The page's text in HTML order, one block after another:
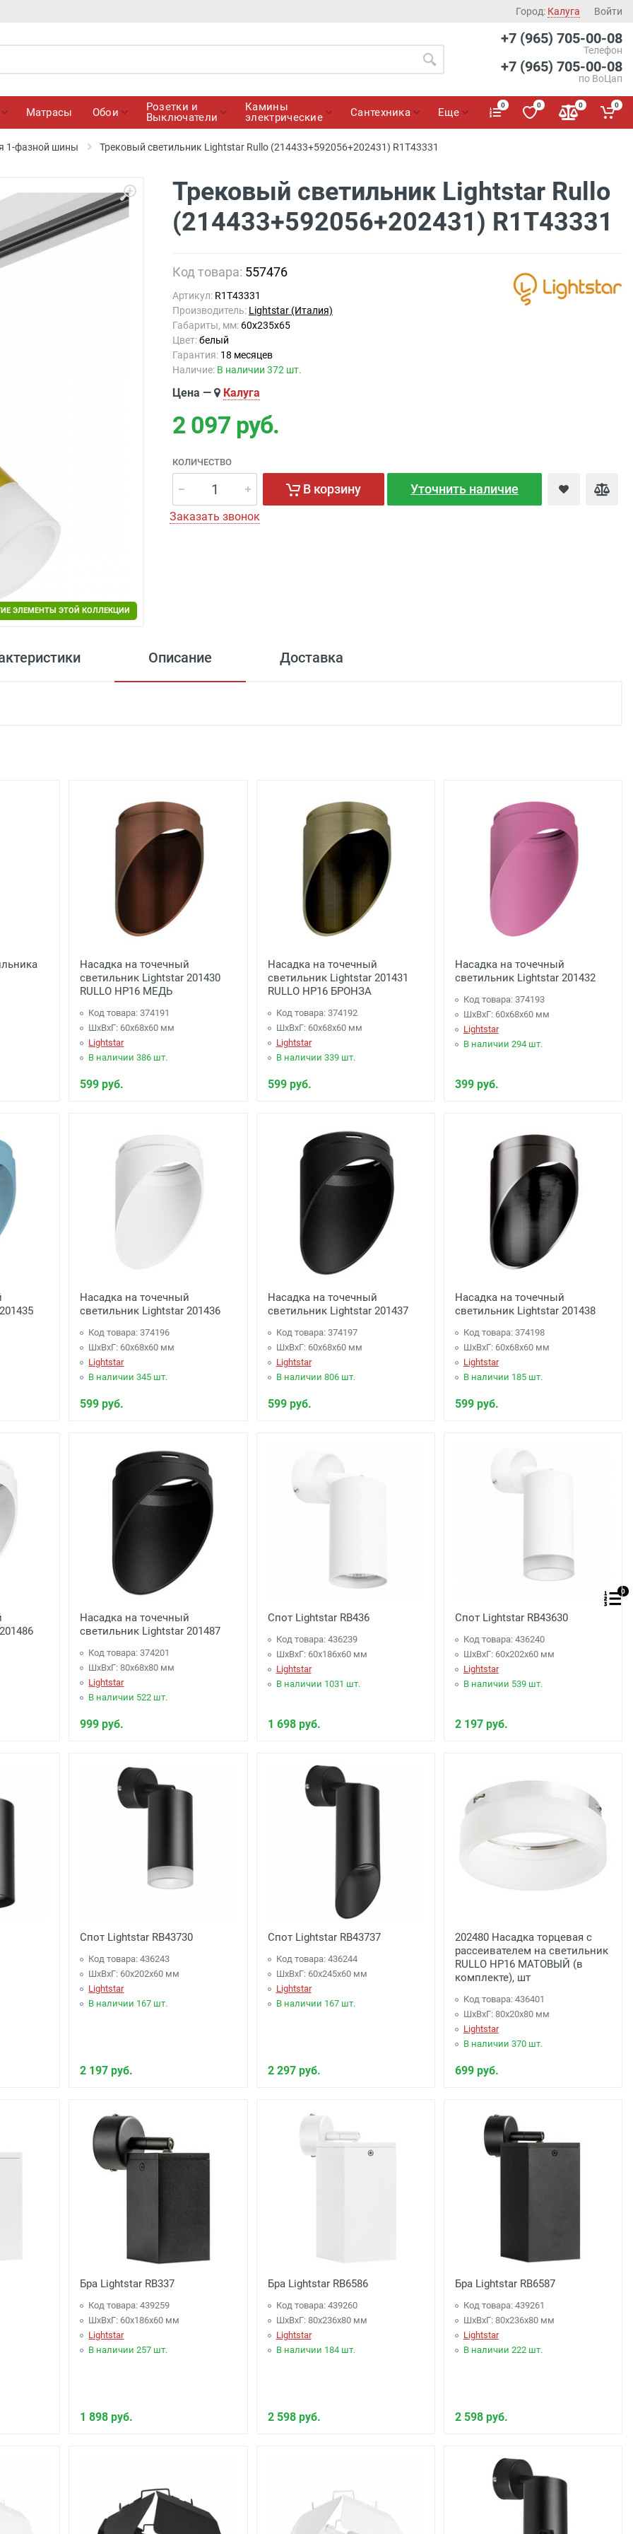
Город: Калуга Войти
+7 (965) 705-00-08
Телефон
+7 (965) 705-00-08
по ВоЦап
Матрасы Обои
Розетки и
Выключатели
Камины
электрические
Сантехника Еще
0 0 0 0
1-фазной шины Трековый светильник Lightstar Rullo (214433+592056+202431) R1T43331
ЭЛЕМЕНТЫ ЭТОЙ КОЛЛЕКЦИИ
Трековый светильник Lightstar Rullo
(214433+592056+202431) R1T43331
Код товара: 557476
Артикул: R1T43331
Производитель: Lightstar (Италия)
Габариты, мм: 60x235x65
Цвет:белый
Гарантия: 18 месяцев
Наличие: В наличии 372 шт.
Цена — Калуга
2 097 руб.
КОЛИЧЕСТВО
В корзину Уточнить наличие
Заказать звонок
Описание Доставка
Степень защиты
IP20
Место установки
На стену
Тип лампы (основной)
Галогеновая
Тип светильника
Современный
100 рублей
(при заказе более 3000 рублей), до подъезда;
п.Московский -Бесплатно
(при заказе более 7000 рублей), до подъезда;
(для Регионов)Подробнее
Насадка на точечный
светильник Lightstar 201430
RULLO HP16 МЕДЬ
Код товара: 374191
ШхВхГ: 60x68x60 мм
Lightstar
В наличии 386 шт.
599 руб.
Насадка на точечный
светильник Lightstar 201431
RULLO HP16 БРОНЗА
Код товара: 374192
ШхВхГ: 60x68x60 мм
Lightstar
В наличии 339 шт.
599 руб.
Насадка на точечный
светильник Lightstar 201432
Код товара: 374193
ШхВхГ: 60x68x60 мм
Lightstar
В наличии 294 шт.
399 руб.
Насадка на точечный
светильник Lightstar 201436
Код товара: 374196
ШхВхГ: 60x68x60 мм
Lightstar
В наличии 345 шт.
599 руб.
Насадка на точечный
светильник Lightstar 201437
Код товара: 374197
ШхВхГ: 60x68x60 мм
Lightstar
В наличии 806 шт.
599 руб.
Насадка на точечный
светильник Lightstar 201438
Код товара: 374198
ШхВхГ: 60x68x60 мм
Lightstar
В наличии 185 шт.
599 руб.
Насадка на точечный
светильник Lightstar 201487
Код товара: 374201
ШхВхГ: 80x68x80 мм
Lightstar
В наличии 522 шт.
999 руб.
Спот Lightstar RB436
Код товара: 436239
ШхВхГ: 60x186x60 мм
Lightstar
В наличии 1031 шт.
1 698 руб.
Спот Lightstar RB43630
Код товара: 436240
ШхВхГ: 60x202x60 мм
Lightstar
В наличии 539 шт.
2 197 руб.
Спот Lightstar RB43730
Код товара: 436243
ШхВхГ: 60x202x60 мм
Lightstar
В наличии 167 шт.
2 197 руб.
Спот Lightstar RB43737
Код товара: 436244
ШхВхГ: 60x245x60 мм
Lightstar
В наличии 167 шт.
2 297 руб.
202480 Насадка торцевая с
рассеивателем на светильник
RULLO HP16 МАТОВЫЙ (в
комплекте), шт
Код товара: 436401
ШхВхГ: 80x20x80 мм
Lightstar
В наличии 370 шт.
699 руб.
Бра Lightstar RB337
Код товара: 439259
ШхВхГ: 60x186x60 мм
Lightstar
В наличии 257 шт.
1 898 руб.
Бра Lightstar RB6586
Код товара: 439260
ШхВхГ: 80x236x80 мм
Lightstar
В наличии 184 шт.
2 598 руб.
Бра Lightstar RB6587
Код товара: 439261
ШхВхГ: 80x236x80 мм
Lightstar
В наличии 222 шт.
2 598 руб.
0